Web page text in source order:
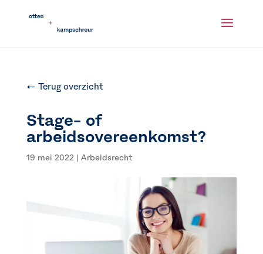
← Terug overzicht
Stage- of
arbeidsovereenkomst?
19 mei 2022| Arbeidsrecht